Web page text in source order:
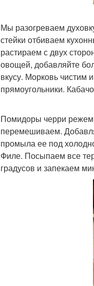
Мы разогреваем
стейки отбиваем
растираем с двух
овощей, добавляйте
вкусу. Морковь чистим
прямоугольники.
Помидоры черри режем
перемешиваем.
промыла ее под
Филе. Посыпаем все
градусов и запекаем